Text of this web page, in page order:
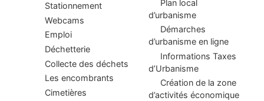
Stationnement
Webcams
Emploi
Déchetterie
Collecte des déchets
Les encombrants
Cimetières
Plan local
d’urbanisme
Démarches
d’urbanisme en ligne
Informations Taxes
d’Urbanisme
Création de la zone
d’activités économique